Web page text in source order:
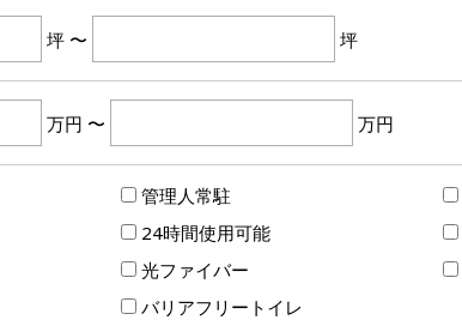
坪 〜 坪
万円 〜 万円
管理人常駐
24時間使用可能
光ファイバー
バリアフリートイレ